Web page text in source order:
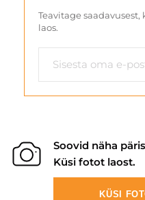
Teavitage
laos.
Soovid näha
Küsi fotot laost.
KÜSI